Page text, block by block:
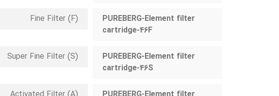
PUREBERG-Element filter
cartridge-46F
(Fine Filter (F
PUREBERG-Element filter
cartridge-46S
Super Fine Filter (S)